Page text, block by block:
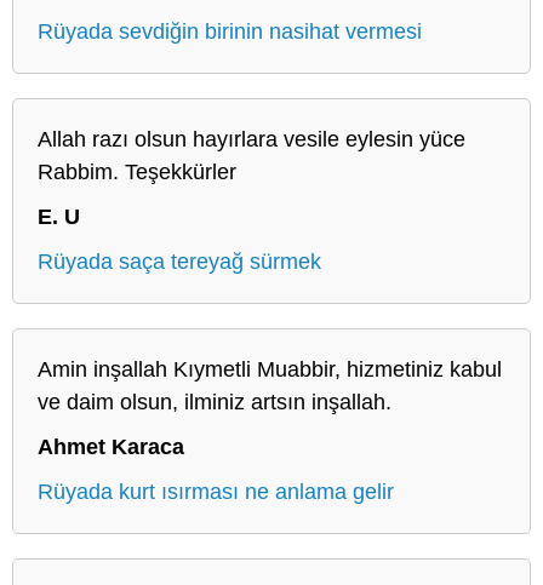
Rüyada sevdiğin birinin nasihat vermesi
Allah razı olsun hayırlara vesile eylesin yüce
Rabbim. Teşekkürler
E. U
Rüyada saça tereyağ sürmek
Amin inşallah Kıymetli Muabbir, hizmetiniz kabul
ve daim olsun, ilminiz artsın inşallah.
Ahmet Karaca
Rüyada kurt ısırması ne anlama gelir